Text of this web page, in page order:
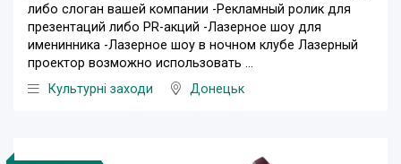
либо слоган вашей компании -Рекламный ролик для
презентаций либо PR-акций -Лазерное шоу для
именинника -Лазерное шоу в ночном клубе Лазерный
проектор возможно использовать ...
Культурні заходи
Донецьк